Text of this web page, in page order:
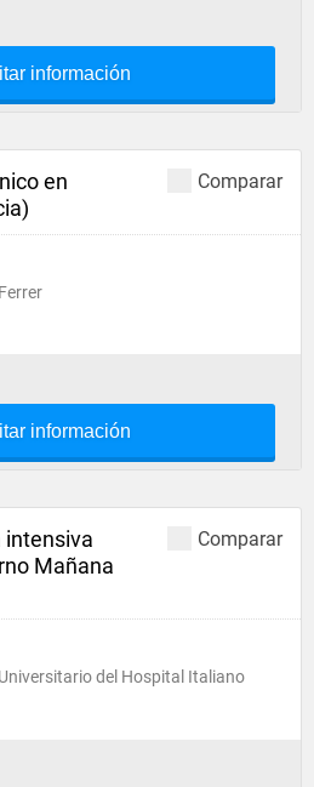
información
Comparar
en
información
Comparar
intensiva
Mañana
del Hospital Italiano